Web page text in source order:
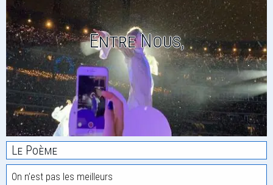
Entre Nous,
Le Poème
On n’est pas les meilleurs